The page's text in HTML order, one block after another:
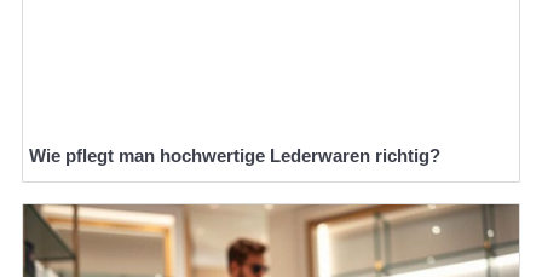
Wie pflegt man hochwertige Lederwaren richtig?